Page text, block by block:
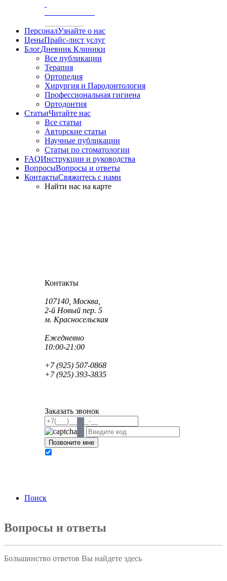
ПерсоналУзнайте о нас
ЦеныПрайс-лист услуг
БлогДневник Клиники
Все публикации
Терапия
Ортопедия
Хирургия и Пародонтология
Профессиональная гигиена
Ортодонтия
СтатьиЧитайте нас
Все статьи
Авторские статьи
Научные публикации
Статьи по стоматологии
FAQИнструкции и руководства
ВопросыВопросы и ответы
КонтактыСвяжитесь с нами
Найти нас на карте
Контакты
107140, Москва,
2-й Новый пер. 5
м. Красносельская
Ежедневно
10:00-21:00
+7 (925) 507-0868
+7 (925) 393-3835
Заказать звонок
Поиск
Вопросы и ответы
Большинство ответов Вы найдете здесь